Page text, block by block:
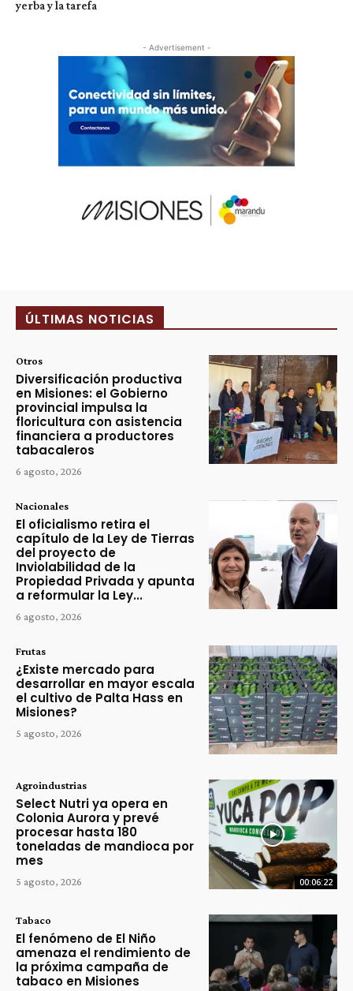
yerba y la tarefa
- Advertisement -
ÚLTIMAS NOTICIAS
Otros
Diversificación productiva
en Misiones: el Gobierno
provincial impulsa la
floricultura con asistencia
financiera a productores
tabacaleros
6 agosto, 2026
Nacionales
El oficialismo retira el
capítulo de la Ley de Tierras
del proyecto de
Inviolabilidad de la
Propiedad Privada y apunta
a reformular la Ley...
6 agosto, 2026
Frutas
¿Existe mercado para
desarrollar en mayor escala
el cultivo de Palta Hass en
Misiones?
5 agosto, 2026
00:06:22
Agroindustrias
Select Nutri ya opera en
Colonia Aurora y prevé
procesar hasta 180
toneladas de mandioca por
mes
5 agosto, 2026
Tabaco
El fenómeno de El Niño
amenaza el rendimiento de
la próxima campaña de
tabaco en Misiones